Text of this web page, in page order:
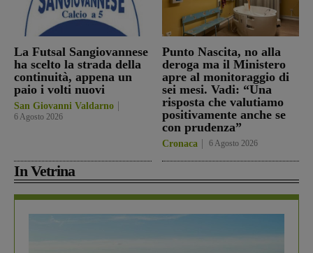
La Futsal Sangiovannese
ha scelto la strada della
continuità, appena un
paio i volti nuovi
San Giovanni Valdarno
6 Agosto 2026
Punto Nascita, no alla
deroga ma il Ministero
apre al monitoraggio di
sei mesi. Vadi: “Una
risposta che valutiamo
positivamente anche se
con prudenza”
Cronaca 6 Agosto 2026
In Vetrina